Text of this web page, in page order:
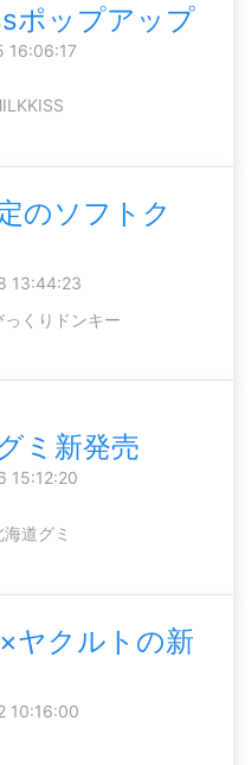
ポップアップ
16:06:17
のソフトク
13:44:23
っくりドンキー
ミ新発売
15:12:20
海道グミ
ヤクルトの新
10:16:00